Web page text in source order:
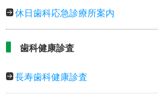
休日歯科応急診療所案内
歯科健康診査
長寿歯科健康診査